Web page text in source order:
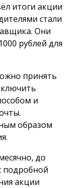
итоги акции
стали
Они
рублей для
принять
и
образом
до
подробной
акции